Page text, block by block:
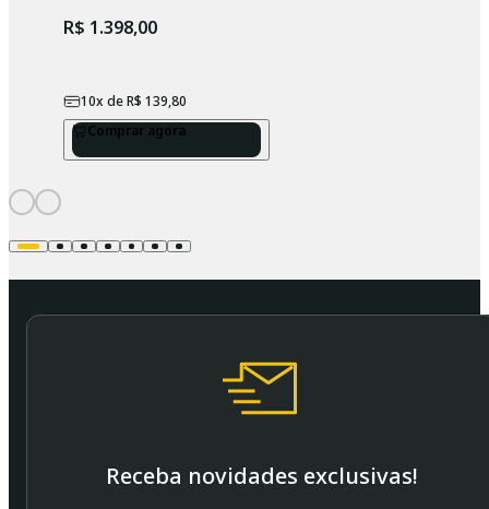
R$ 1.398,00
10x deR$ 139,80
Comprar agora
Receba novidades exclusivas!